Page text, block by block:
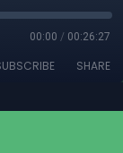
00:00 / 00:26:27
SHARE